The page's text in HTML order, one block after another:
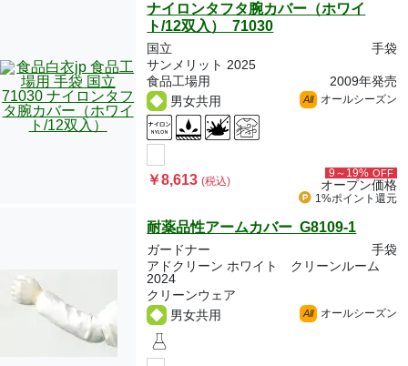
ナイロンタフタ腕カバー（ホワイ
ト/12双入） 71030
国立
手袋
サンメリット 2025
食品工場用
2009年発売
男女共用
All オールシーズン
￥8,613(税込)
9～19% OFF
オープン価格
1%ポイント 還元
耐薬品性アームカバー G8109-1
ガードナー
手袋
アドクリーン ホワイト クリーンルーム
2024
クリーンウェア
男女共用
All オールシーズン